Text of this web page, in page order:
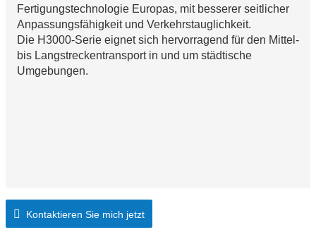
Fertigungstechnologie Europas, mit besserer seitlicher
Anpassungsfähigkeit und Verkehrstauglichkeit.
Die H3000-Serie eignet sich hervorragend für den Mittel-
bis Langstreckentransport in und um städtische
Umgebungen.
Kontaktieren Sie mich jetzt